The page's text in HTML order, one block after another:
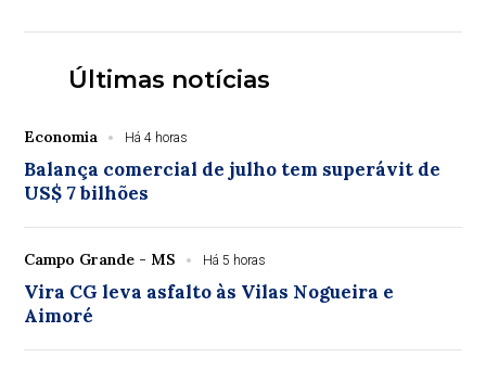
Últimas notícias
Economia Há 4 horas
Balança comercial de julho tem superávit de
US$ 7 bilhões
Campo Grande - MS Há 5 horas
Vira CG leva asfalto às Vilas Nogueira e
Aimoré